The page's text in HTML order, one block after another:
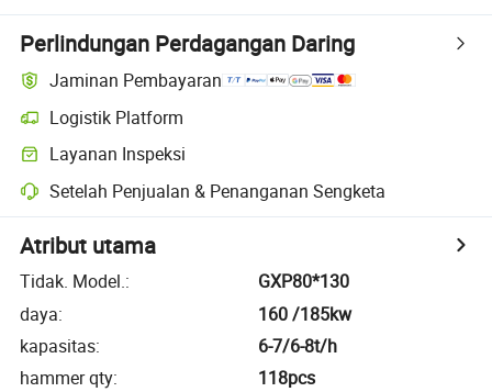
Perlindungan Perdagangan Daring
Jaminan Pembayaran
Logistik Platform
Layanan Inspeksi
Setelah Penjualan & Penanganan Sengketa
Atribut utama
Tidak. Model.:
GXP80*130
daya:
160 /185kw
kapasitas:
6-7/6-8t/h
hammer qty:
118pcs